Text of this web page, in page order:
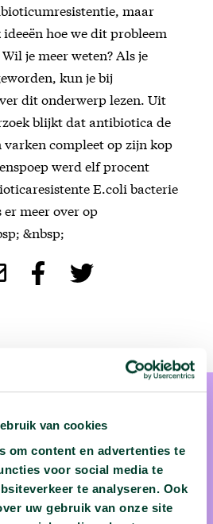
van cookies
om content en advertenties te
voor social media te
te analyseren. Ook
uw gebruik van onze site
maar
hoe we dit probleem
je meer weten? Als je
kun je bij
dit onderwerp lezen. Uit
blijkt dat antibiotica de
compleet op zijn kop
werd elf procent
E.coli bacterie
meer over op
&nbsp;
Kort
Kort (Vrije Universiteit van